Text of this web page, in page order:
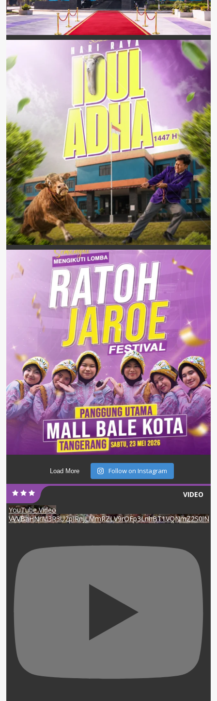
Load More Follow on Instagram
VIDEO
YouTube Video
VVVBaHNrM3R3U2pIRnJLMmRZLV9rOFp3LnhBT1VQNmZ2S0lN